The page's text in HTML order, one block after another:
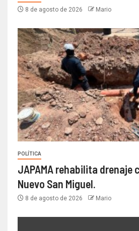
8 de agosto de 2026 Mario
POLÍTICA
JAPAMA rehabilita drenaje
Nuevo San Miguel.
8 de agosto de 2026 Mario